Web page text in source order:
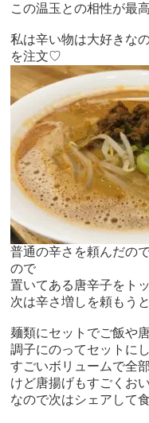
この温玉との相性が最
私は辛い物は大好きな
を注文♡
普通の辛さを頼んだの
ので
置いてある唐辛子をト
次は辛さ増しを頼もう
麺類にセットでご飯や
調子にのってセットに
すごいボリュームで全
けど唐揚げもすごくお
なので次はシェアして